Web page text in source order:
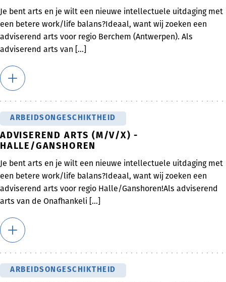
Je bent arts en je wilt een nieuwe intellectuele uitdaging met
een betere work/life balans?Ideaal, want wij zoeken een
adviserend arts voor regio Berchem (Antwerpen). Als
adviserend arts van [...]
ARBEIDSONGESCHIKTHEID
ADVISEREND ARTS (M/V/X) -
HALLE/GANSHOREN
Je bent arts en je wilt een nieuwe intellectuele uitdaging met
een betere work/life balans?Ideaal, want wij zoeken een
adviserend arts voor regio Halle/Ganshoren!Als adviserend
arts van de Onafhankeli [...]
ARBEIDSONGESCHIKTHEID